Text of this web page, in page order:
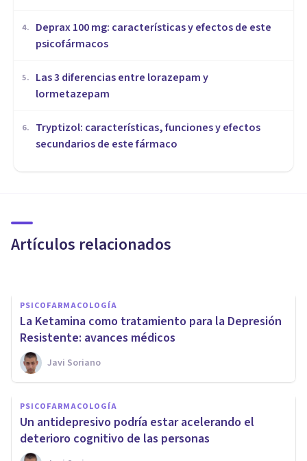
4.
Deprax 100 mg: características y efectos de este
psicofármacos
5.
Las 3 diferencias entre lorazepam y
lormetazepam
6.
Tryptizol: características, funciones y efectos
secundarios de este fármaco
Artículos relacionados
Los efectos anti-depresión de
hasta dos años, según un
estudio
PSICOFARMACOLOGÍA
La Ketamina como tratamiento para la Depresión
Resistente: avances médicos
Javi Soriano
PSICOFARMACOLOGÍA
Un antidepresivo podría estar acelerando el
deterioro cognitivo de las personas
¿Puede la ketamina ayudar a
tratar el TOC?